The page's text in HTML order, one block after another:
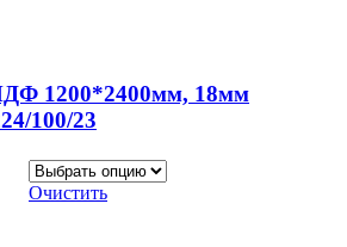
1200*2400мм, 18мм
100/23
Очистить